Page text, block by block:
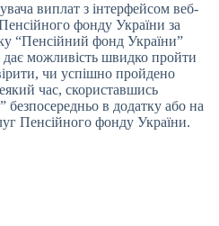
виплат з інтерфейсом веб-
фонду України за
“Пенсійний фонд України”
дає можливість швидко пройти
чи успішно пройдено
час, скориставшись
безпосередньо в додатку або на
Пенсійного фонду України.